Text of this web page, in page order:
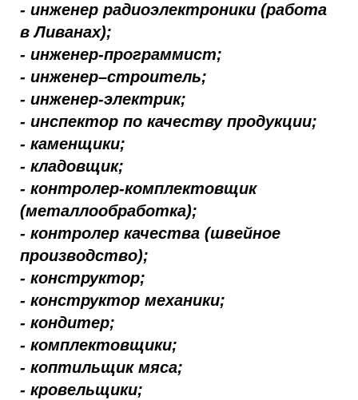
- инженер радиоэлектроники (работа
в Ливанах);
- инженер-программист;
- инженер–строитель;
- инженер-электрик;
- инспектор по качеству продукции;
- каменщики;
- кладовщик;
- контролер-комплектовщик
(металлообработка);
- контролер качества (швейное
производство);
- конструктор;
- конструктор механики;
- кондитер;
- комплектовщики;
- коптильщик мяса;
- кровельщики;